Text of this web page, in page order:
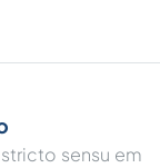
sensu em